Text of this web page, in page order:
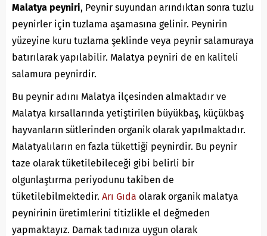
Malatya peyniri, Peynir suyundan arındıktan sonra tuzlu
peynirler için tuzlama aşamasına gelinir. Peynirin
yüzeyine kuru tuzlama şeklinde veya peynir salamuraya
batırılarak yapılabilir. Malatya peyniri de en kaliteli
salamura peynirdir.
Bu peynir adını Malatya ilçesinden almaktadır ve
Malatya kırsallarında yetiştirilen büyükbaş, küçükbaş
hayvanların sütlerinden organik olarak yapılmaktadır.
Malatyalıların en fazla tükettiği peynirdir. Bu peynir
taze olarak tüketilebileceği gibi belirli bir
olgunlaştırma periyodunu takiben de
tüketilebilmektedir. Arı Gıda olarak organik malatya
peynirinin üretimlerini titizlikle el değmeden
yapmaktayız. Damak tadınıza uygun olarak